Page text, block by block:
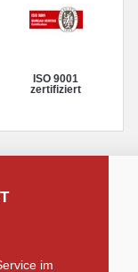
ISO 9001
zertifiziert
im